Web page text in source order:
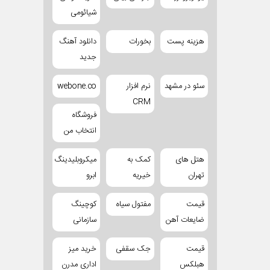
شیائومی
هزینه پست بخورات
دانلود آهنگ
جدید
سئو در مشهد
نرم افزار
CRM
webone.co
فروشگاه
انتخاب من
هتل های
تهران
کمک به
خیریه
میکروبلیدینگ
ابرو
قیمت
ضایعات آهن
مفتول سیاه
کوچینگ
سازمانی
قیمت
هبلکس
جک سقفی
خرید میز
اداری مدرن